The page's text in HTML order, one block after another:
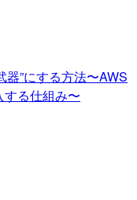
器”にする方法〜AWS
る仕組み〜